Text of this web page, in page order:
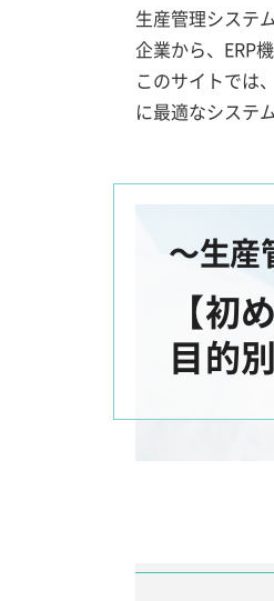
生産管理システ
企業から、ERP
このサイトでは、
に最適なシステ
～生産
【初
目的